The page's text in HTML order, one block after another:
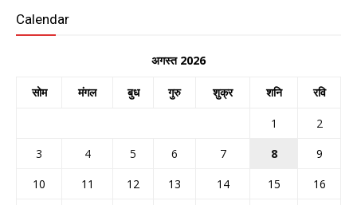
Calendar
अगस्त 2026
सोम मंगल बुध गुरु शुक्र शनि रवि
1
2
3
4 5 6 7 8
9
10
11 12 13 14 15
16